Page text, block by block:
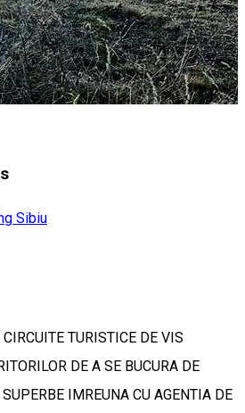
Sibiu
TURISTICE DE VIS
DE A SE BUCURA DE
IMREUNA CU AGENTIA DE